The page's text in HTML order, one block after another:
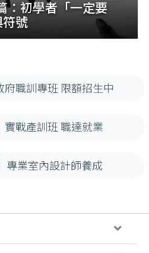
：初學者「一定要
符號
府職訓專班 限額招生中
實戰產訓班 職達就業
專業室內設計師養成